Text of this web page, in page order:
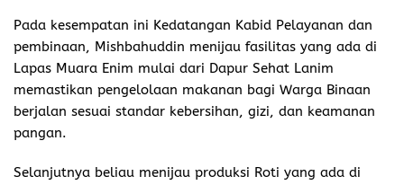
Pada kesempatan ini Kedatangan Kabid Pelayanan dan
pembinaan, Mishbahuddin menijau fasilitas yang ada di
Lapas Muara Enim mulai dari Dapur Sehat Lanim
memastikan pengelolaan makanan bagi Warga Binaan
berjalan sesuai standar kebersihan, gizi, dan keamanan
pangan.
Selanjutnya beliau menijau produksi Roti yang ada di